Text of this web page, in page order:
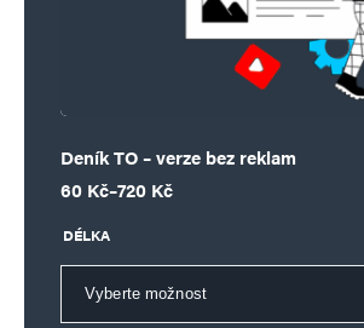
Deník TO – verze bez reklam
60 Kč–720 Kč
Rozpětí cen: 60 Kč až 720 Kč
DÉLKA